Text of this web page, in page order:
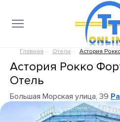
Главная Отели Астория
Астория Рокко
Отель
Большая Морская улица, 39